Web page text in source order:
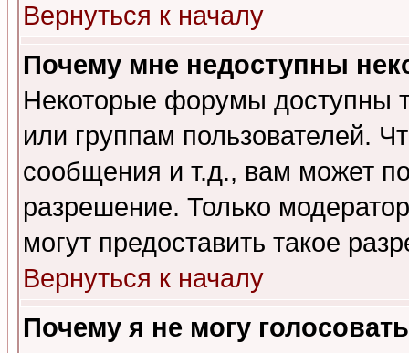
Вернуться к началу
Почему мне недоступны
Некоторые форумы доступны
или группам пользователей.
сообщения и т.д., вам может
разрешение. Только
могут предоставить такое
Вернуться к началу
Почему я не могу